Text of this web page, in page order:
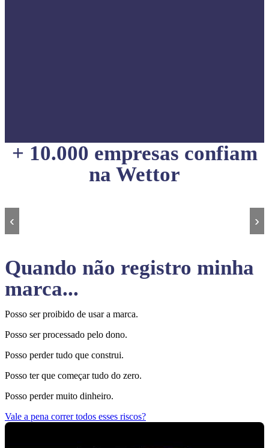
+ 10.000 empresas confiam
na Wettor
‹ ›
Quando não registro minha
marca...
Posso ser proibido de usar a marca.
Posso ser processado pelo dono.
Posso perder tudo que construi.
Posso ter que começar tudo do zero.
Posso perder muito dinheiro.
Vale a pena correr todos esses riscos?